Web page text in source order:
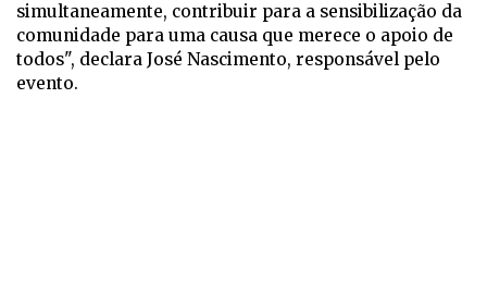
simultaneamente, contribuir para a sensibilização da
comunidade para uma causa que merece o apoio de
todos", declara José Nascimento, responsável pelo
evento.